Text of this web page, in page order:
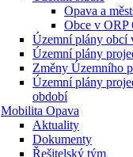
Opava a
Obce v ORP
Územní plány obcí
Územní plány
Změny Územního
Územní plány
období
Mobilita Opava
Aktuality
Dokumenty
Řešitelský tým